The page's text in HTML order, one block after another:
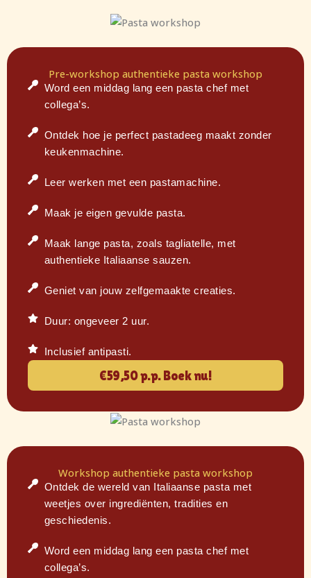
Pre-workshop authentieke pasta workshop
Word een middag lang een pasta chef met
collega’s.
Ontdek hoe je perfect pastadeeg maakt zonder
keukenmachine.
Leer werken met een pastamachine.
Maak je eigen gevulde pasta.
Maak lange pasta, zoals tagliatelle, met
authentieke Italiaanse sauzen.
Geniet van jouw zelfgemaakte creaties.
Duur: ongeveer 2 uur.
Inclusief antipasti.
€59,50 p.p. Boek nu!
Workshop authentieke pasta workshop
Ontdek de wereld van Italiaanse pasta met
weetjes over ingrediënten, tradities en
geschiedenis.
Word een middag lang een pasta chef met
collega’s.